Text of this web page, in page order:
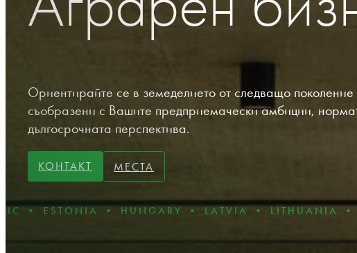
Ориентирайте се в земеделието от следващо поколение
съобразени с Вашите предприемачески амбиции,
дългосрочната перспектива.
КОНТАКТ МЕСТА
• HUNGARY • LATVIA • LITHUANIA •